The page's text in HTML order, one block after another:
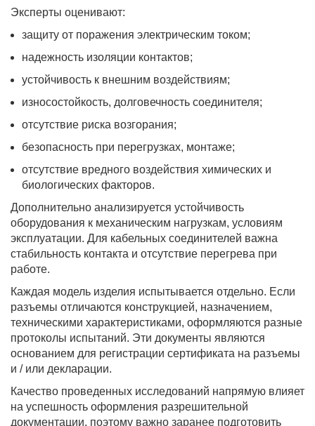
Эксперты оценивают:
защиту от поражения электрическим током;
надежность изоляции контактов;
устойчивость к внешним воздействиям;
износостойкость, долговечность соединителя;
отсутствие риска возгорания;
безопасность при перегрузках, монтаже;
отсутствие вредного воздействия химических и
биологических факторов.
Дополнительно анализируется устойчивость
оборудования к механическим нагрузкам, условиям
эксплуатации. Для кабельных соединителей важна
стабильность контакта и отсутствие перегрева при
работе.
Каждая модель изделия испытывается отдельно. Если
разъемы отличаются конструкцией, назначением,
техническими характеристиками, оформляются разные
протоколы испытаний. Эти документы являются
основанием для регистрации сертификата на разъемы
и / или декларации.
Качество проведенных исследований напрямую влияет
на успешность оформления разрешительной
документации, поэтому важно заранее подготовить